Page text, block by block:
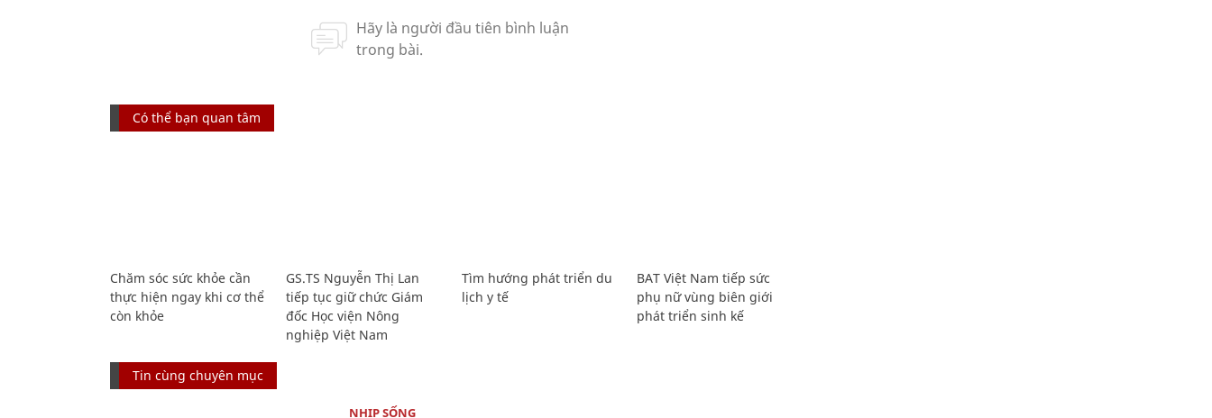
Có thể bạn quan tâm
Chăm sóc sức khỏe cần
thực hiện ngay khi cơ thể
còn khỏe
GS.TS Nguyễn Thị Lan
tiếp tục giữ chức Giám
đốc Học viện Nông
nghiệp Việt Nam
Tìm hướng phát triển du
lịch y tế
BAT Việt Nam tiếp sức
phụ nữ vùng biên giới
phát triển sinh kế
Tin cùng chuyên mục
NHỊP SỐNG